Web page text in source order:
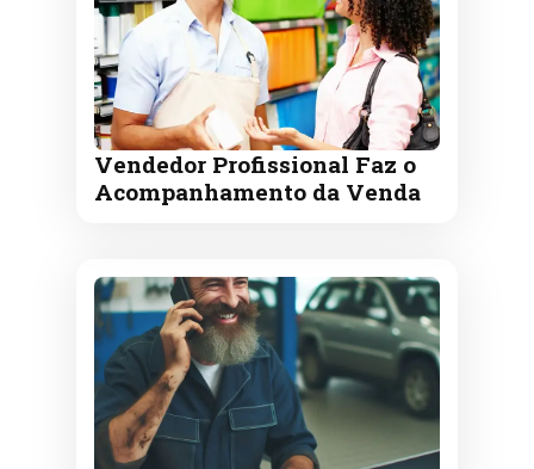
Vendedor Profissional Faz o
Acompanhamento da Venda